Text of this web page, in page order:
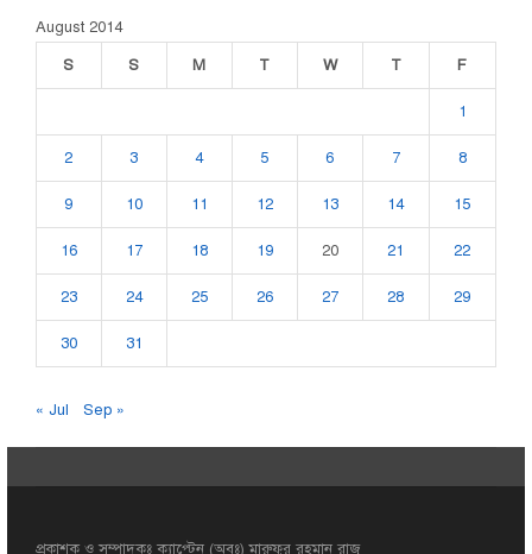
August 2014
S
S M T W T F
1
2 3 4 5 6 7 8
9 10 11 12 13 14 15
16 17 18 19 20 21 22
23 24 25 26 27 28 29
30 31
« Jul Sep »
প্রকাশক ও সম্পাদকঃ ক্যাপ্টেন (অবঃ) মারুফুর রহমান রাজু